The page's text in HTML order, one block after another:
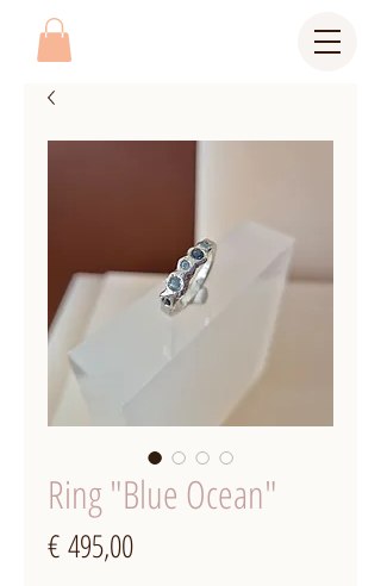
Ring "Blue Ocean"
€ 495,00Prijs